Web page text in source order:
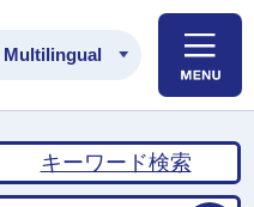
土浦市公式ホームペ
Multilingual
キーワード検索